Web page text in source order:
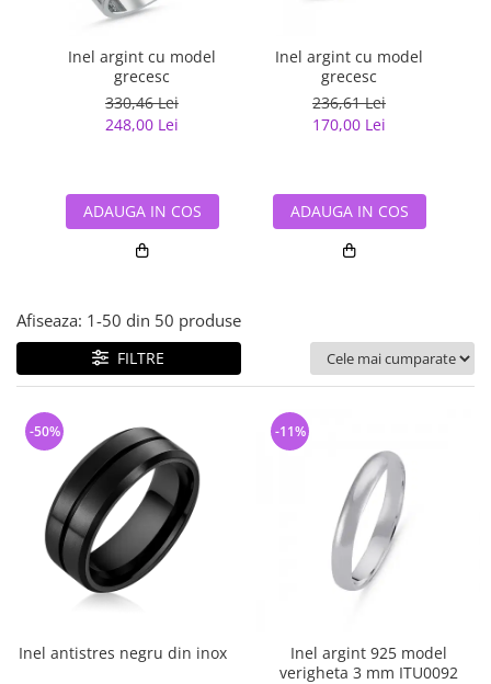
semipretioase
Bijuterii argint placat cu aur
Bijuterii argint cu diverse
Bijuterii de Lux
Bijuterii gotice si rock
Bijuterii Handmade
Bijuterii fantezie
Bijuterii tungsten
Accesorii Piele
bijuterii argint
Inel argint cu model
grecesc
330,46 Lei
248,00 Lei
ADAUGA IN COS
Inel argint cu model
grecesc
236,61 Lei
170,00 Lei
ADAUGA IN COS
Afiseaza: 1-50 din 50 produse
FILTRE
Inel antistres negru din inox
-50%
Inel argint 925 model
verigheta 3 mm ITU0092
-11%